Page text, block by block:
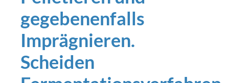
gegebenenfalls
Imprägnieren.
Scheiden